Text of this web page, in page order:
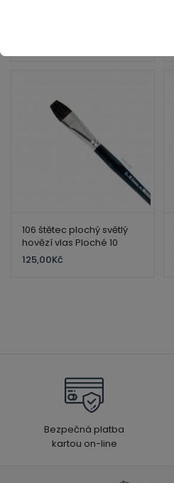
106 štětec plochý světlý
hovězí vlas Ploché 10
125,00Kč
Bezpečná platba
kartou on-line